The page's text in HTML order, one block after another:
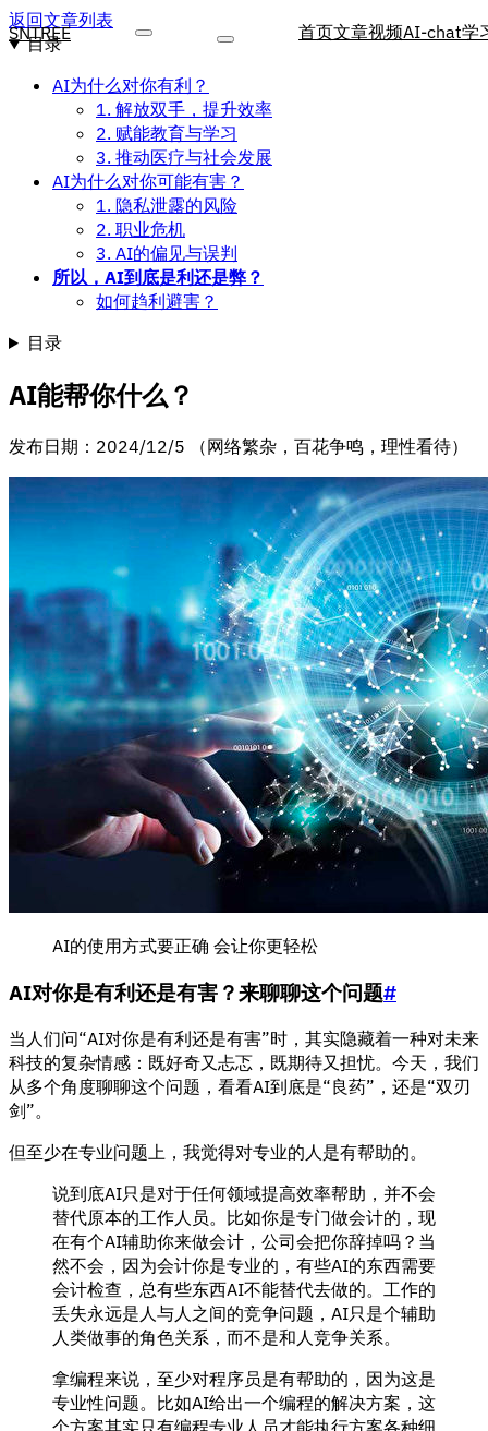
SNTREE 首页文章视频AI-chat学
返回文章列表
目录
AI为什么对你有利？
1. 解放双手，提升效率
2. 赋能教育与学习
3. 推动医疗与社会发展
AI为什么对你可能有害？
1. 隐私泄露的风险
2. 职业危机
3. AI的偏见与误判
所以，AI到底是利还是弊？
如何趋利避害？
目录
AI能帮你什么？
发布日期：2024/12/5 （网络繁杂，百花争鸣，理性看待）
AI的使用方式要正确 会让你更轻松
AI对你是有利还是有害？来聊聊这个问题#
当人们问“AI对你是有利还是有害”时，其实隐藏着一种对未来
科技的复杂情感：既好奇又忐忑，既期待又担忧。今天，我们
从多个角度聊聊这个问题，看看AI到底是“良药”，还是“双刃
剑”。
但至少在专业问题上，我觉得对专业的人是有帮助的。
说到底AI只是对于任何领域提高效率帮助，并不会
替代原本的工作人员。比如你是专门做会计的，现
在有个AI辅助你来做会计，公司会把你辞掉吗？当
然不会，因为会计你是专业的，有些AI的东西需要
会计检查，总有些东西AI不能替代去做的。工作的
丢失永远是人与人之间的竞争问题，AI只是个辅助
人类做事的角色关系，而不是和人竞争关系。
拿编程来说，至少对程序员是有帮助的，因为这是
专业性问题。比如AI给出一个编程的解决方案，这